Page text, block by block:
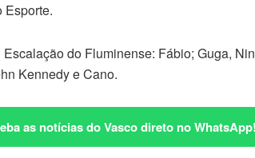
Esporte.
Escalação do Fluminense: Fábio; Guga,
Kennedy e Cano.
as notícias do Vasco direto no WhatsApp!